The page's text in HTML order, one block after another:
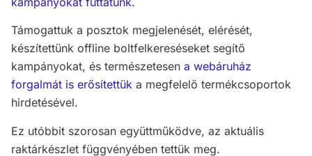
Támogattuk a posztok megjelenését, elérését,
készítettünk offline boltfelkereséseket segítő
kampányokat, és természetesen a webáruház
forgalmát is erősítettük a megfelelő termékcsoportok
hirdetésével.
Ez utóbbit szorosan együttműködve, az aktuális
raktárkészlet függvényében tettük meg.